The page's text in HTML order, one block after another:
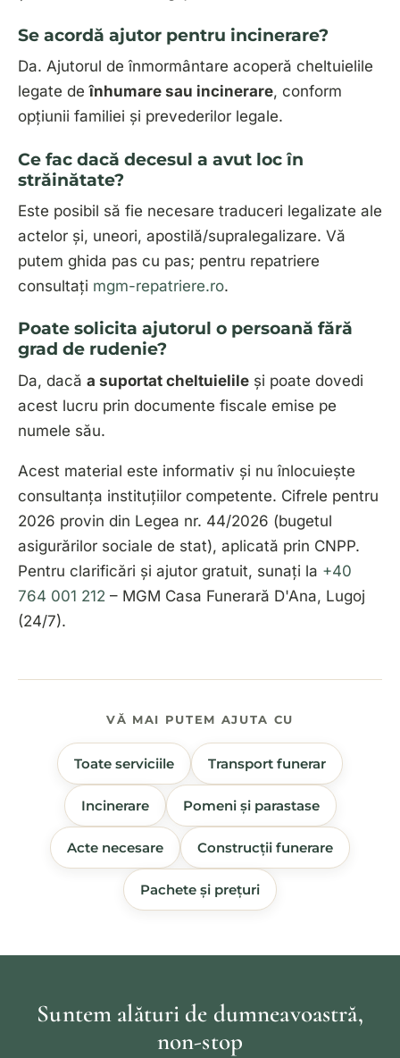
Se acordă ajutor pentru incinerare?
Da. Ajutorul de înmormântare acoperă cheltuielile
legate deînhumare sau incinerare, conform
opțiunii familiei și prevederilor legale.
Ce fac dacă decesul a avut loc în
străinătate?
Este posibil să fie necesare traduceri legalizate ale
actelor și, uneori, apostilă/supralegalizare. Vă
putem ghida pas cu pas; pentru repatriere
consultați mgm-repatriere.ro.
Poate solicita ajutorul o persoană fără
grad de rudenie?
Da, dacă a suportat cheltuielile și poate dovedi
acest lucru prin documente fiscale emise pe
numele său.
Acest material este informativ și nu înlocuiește
consultanța instituțiilor competente. Cifrele pentru
2026 provin din Legea nr. 44/2026 (bugetul
asigurărilor sociale de stat), aplicată prin CNPP.
Pentru clarificări și ajutor gratuit, sunați la +40
764 001 212 – MGM Casa Funerară D'Ana, Lugoj
(24/7).
VĂ MAI PUTEM AJUTA CU
Toate serviciile Transport funerar
Incinerare Pomeni și parastase
Acte necesare Construcții funerare
Pachete și prețuri
Suntem alături de dumneavoastră,
non-stop